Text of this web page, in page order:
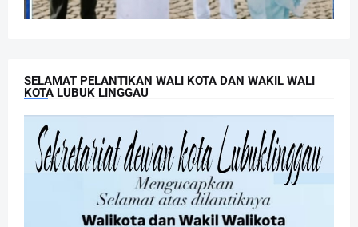
SELAMAT PELANTIKAN WALI KOTA DAN WAKIL WALI
KOTA LUBUK LINGGAU